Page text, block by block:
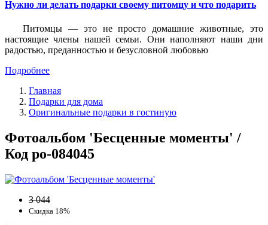
Нужно ли делать подарки своему питомцу и что подарить
Питомцы — это не просто домашние животные, это
настоящие члены нашей семьи. Они наполняют наши дни
радостью, преданностью и безусловной любовью
Подробнее
Главная
Подарки для дома
Оригинальные подарки в гостиную
Фотоальбом 'Бесценные моменты' /
Код po-084045
3 044
Скидка 18%